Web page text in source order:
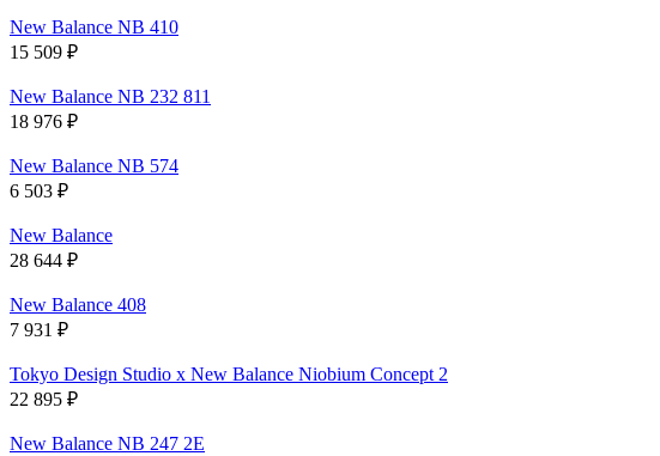
New Balance NB 410
15 509 ₽
New Balance NB 232 811
18 976 ₽
New Balance NB 574
6 503 ₽
New Balance
28 644 ₽
New Balance 408
7 931 ₽
Tokyo Design Studio x New Balance Niobium Concept 2
22 895 ₽
New Balance NB 247 2E